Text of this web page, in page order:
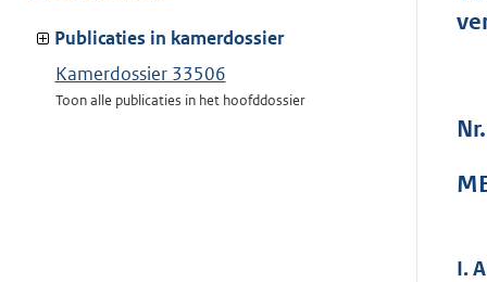
van:
Publicaties in kamerdossier
Kamerdossier 33506
Toon alle publicaties in het hoofddossier
I.